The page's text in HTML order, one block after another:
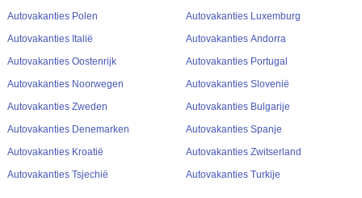
Autovakanties Polen
Autovakanties Italië
Autovakanties Oostenrijk
Autovakanties Noorwegen
Autovakanties Zweden
Autovakanties Denemarken
Autovakanties Kroatië
Autovakanties Tsjechië
Autovakanties Luxemburg
Autovakanties Andorra
Autovakanties Portugal
Autovakanties Slovenië
Autovakanties Bulgarije
Autovakanties Spanje
Autovakanties Zwitserland
Autovakanties Turkije